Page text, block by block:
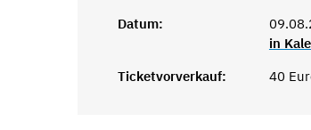
Datum:
in
Ticketvorverkauf:
40